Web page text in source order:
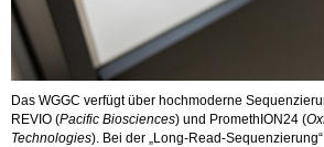
Das WGGC verfügt über hochmoderne
REVIO (Pacific Biosciences) und PromethION24 (
Technologies). Bei der „Long-Read-